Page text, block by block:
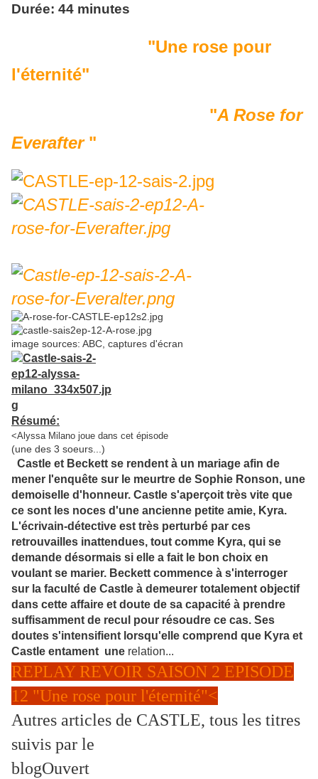
Durée: 44 minutes
"Une rose pour
l'éternité"
"A Rose for
Everafter"
image sources: ABC, captures d'écran
Résumé:
<Alyssa Milano joue dans cet épisode
(une des 3 soeurs...)
Castle et Beckett se rendent à un mariage afin de
mener l'enquête sur le meurtre de Sophie Ronson, une
demoiselle d'honneur. Castle s'aperçoit très vite que
ce sont les noces d'une ancienne petite amie, Kyra.
L'écrivain-détective est très perturbé par ces
retrouvailles inattendues, tout comme Kyra, qui se
demande désormais si elle a fait le bon choix en
voulant se marier. Beckett commence à s'interroger
sur la faculté de Castle à demeurer totalement objectif
dans cette affaire et doute de sa capacité à prendre
suffisamment de recul pour résoudre ce cas. Ses
doutes s'intensifient lorsqu'elle comprend que Kyra et
Castle entament une relation...
REPLAY REVOIR SAISON 2 EPISODE
12 "Une rose pour l'éternité"<
Autres articles de CASTLE, tous les titres
suivis par le
blogOuvert